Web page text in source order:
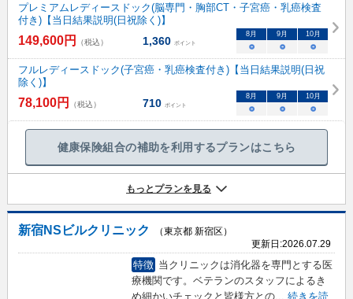
プレミアムレディースドック(脳専門・胸部CT・子宮癌・乳癌検査
付き)【当日結果説明(日祝除く)】
149,600円 （税込） 1,360 ポイント
8 月 9 月 10月
○ ○ ○
フルレディースドック(子宮癌・乳癌検査付き)【当日結果説明(日祝
除く)】
78,100円 （税込） 710 ポイント
8 月 9 月 10月
○ ○ ○
健康保険組合の補助を利用するプランはこちら
もっとプランを見る
新宿NSビルクリニック
（東京都 新宿区）
更新日:2026.07.29
特徴 当クリニックは消化器を専門とする医
療機関です。ベテランのスタッフによるき
め細かいチェックと皆様方との... 続きを読